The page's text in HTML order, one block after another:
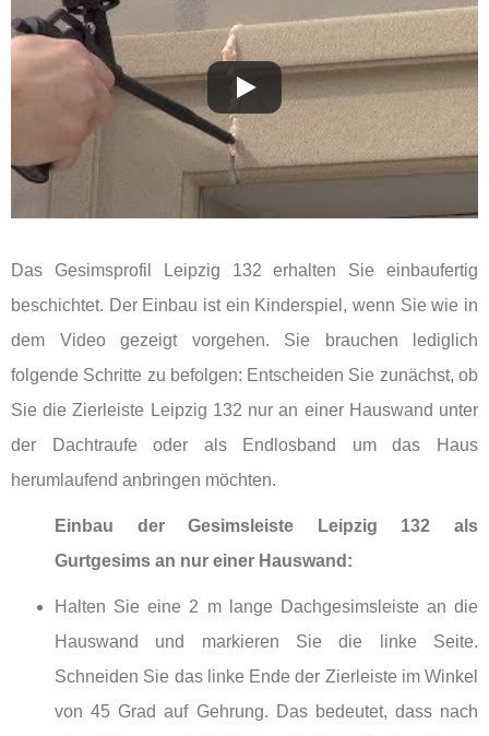
Das Gesimsprofil Leipzig 132 erhalten Sie einbaufertig
beschichtet. Der Einbau ist ein Kinderspiel, wenn Sie wie in
dem Video gezeigt vorgehen. Sie brauchen lediglich
folgende Schritte zu befolgen: Entscheiden Sie zunächst, ob
Sie die Zierleiste Leipzig 132 nur an einer Hauswand unter
der Dachtraufe oder als Endlosband um das Haus
herumlaufend anbringen möchten.
Einbau der Gesimsleiste Leipzig 132 als
Gurtgesims an nur einer Hauswand:
Halten Sie eine 2 m lange Dachgesimsleiste an die
Hauswand und markieren Sie die linke Seite.
Schneiden Sie das linke Ende der Zierleiste im Winkel
von 45 Grad auf Gehrung. Das bedeutet, dass nach